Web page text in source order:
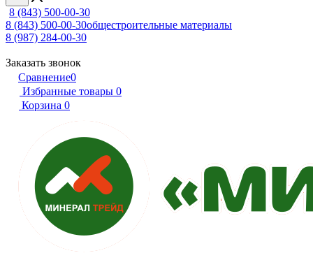
8 (843) 500-00-30
8 (843) 500-00-30общестроительные материалы
8 (987) 284-00-30
Заказать звонок
Сравнение0
Избранные товары 0
Корзина 0